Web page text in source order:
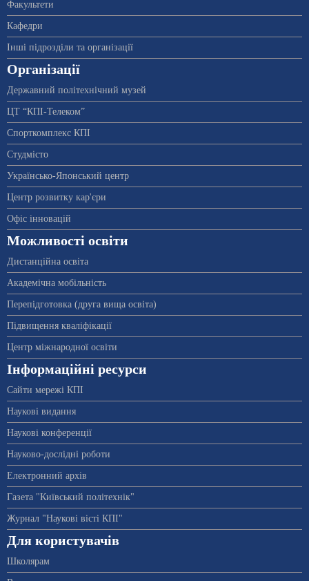
Факультети
Кафедри
Інші підрозділи та організації
Організації
Державний політехнічний музей
ЦТ “КПІ-Телеком”
Спорткомплекс КПІ
Студмісто
Українсько-Японський центр
Центр розвитку кар'єри
Офіс інновацій
Можливості освіти
Дистанційна освіта
Академічна мобільність
Перепідготовка (друга вища освіта)
Підвищення кваліфікації
Центр міжнародної освіти
Інформаційні ресурси
Сайти мережі КПІ
Наукові видання
Наукові конференції
Науково-дослідні роботи
Електронний архів
Газета "Київський політехнік"
Журнал "Наукові вісті КПІ"
Для користувачів
Школярам